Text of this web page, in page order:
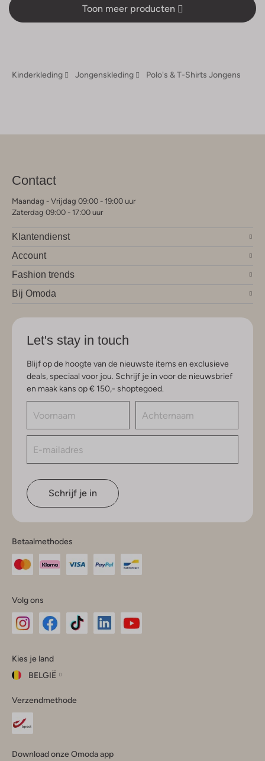
Toon meer producten
Kinderkleding Jongenskleding Polo's & T-Shirts Jongens
Contact
Maandag - Vrijdag 09:00 - 19:00 uur
Zaterdag 09:00 - 17:00 uur
Klantendienst
Account
Fashion trends
Bij Omoda
Let's stay in touch
Blijf op de hoogte van de nieuwste items en exclusieve
deals, speciaal voor jou. Schrijf je in voor de nieuwsbrief
en maak kans op € 150,- shoptegoed.
Schrijf je in
Betaalmethodes
Volg ons
InstagramFacebook
Kies je land
BELGIË
je
land
Verzendmethode
Download onze Omoda app